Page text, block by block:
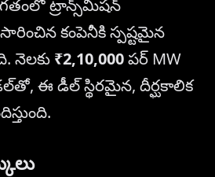
ట్రాన్స్‌మిషన్
సారించిన కంపెనీకి స్పష్టమైన
నెలకు ₹2,10,000పర్ MW
ఈ డీల్ స్థిరమైన, దీర్ఘకాలిక